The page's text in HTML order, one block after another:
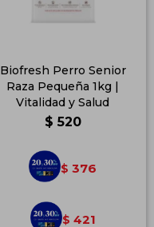
Biofresh Perro Senior
Raza Pequeña 1kg |
Vitalidad y Salud
$ 520
$ 376
$ 421